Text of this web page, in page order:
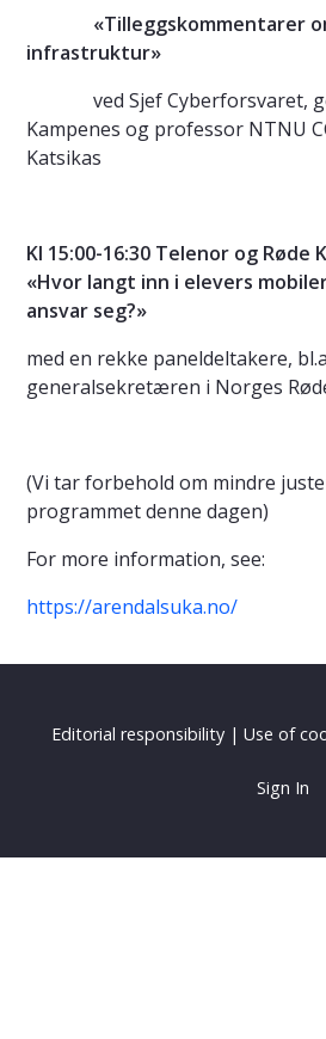
«Tilleggskommentarer
infrastruktur»
ved Sjef Cyberforsvaret,
Kampenes og professor NTNU
Katsikas
Kl 15:00-16:30 Telenor og Røde
«Hvor langt inn i elevers
ansvar seg?»
med en rekke paneldeltakere,
generalsekretæren i Norges
(Vi tar forbehold om mindre
programmet denne dagen)
For more information, see:
https://arendalsuka.no/
Editorial responsibility | Use of
Sign In